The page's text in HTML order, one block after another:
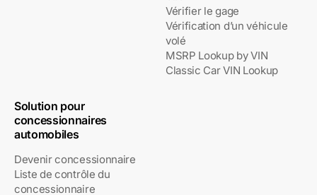
Vérifier le gage
Vérification d’un véhicule
volé
MSRP Lookup by VIN
Classic Car VIN Lookup
Solution pour
concessionnaires
automobiles
Devenir concessionnaire
Liste de contrôle du
concessionnaire